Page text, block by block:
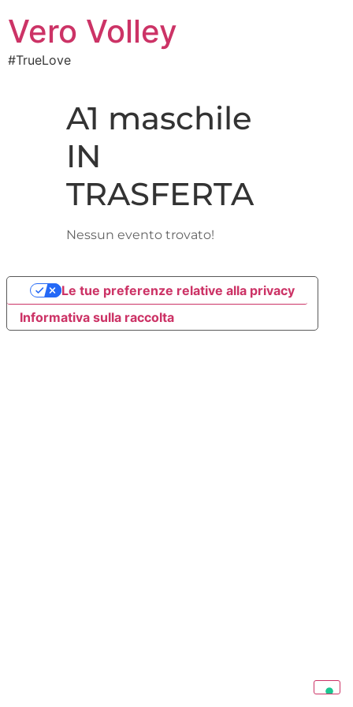
Vero Volley
#TrueLove
A1 maschile
IN
TRASFERTA
Nessun evento trovato!
Informativa sulla raccolta
Le tue preferenze relative alla privacy